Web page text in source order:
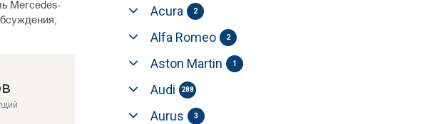
Mercedes-
Acura 2
Alfa Romeo 2
Aston Martin 1
Audi 288
Aurus 3